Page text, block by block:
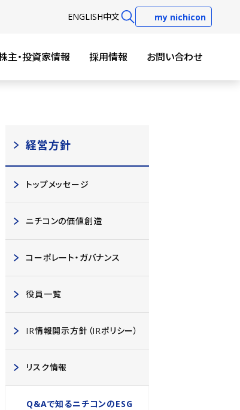
ENGLISH中文 my nichicon
主・投資家情報 採用情報 お問い合わせ
経営方針
トップメッセージ
ニチコンの価値創造
コーポレート・ガバナンス
役員一覧
IR情報開示方針（IRポリシー）
リスク情報
Q&Aで知るニチコンのESG